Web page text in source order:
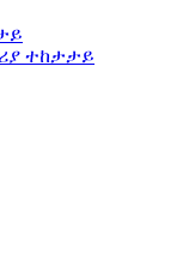
ተከታታይ